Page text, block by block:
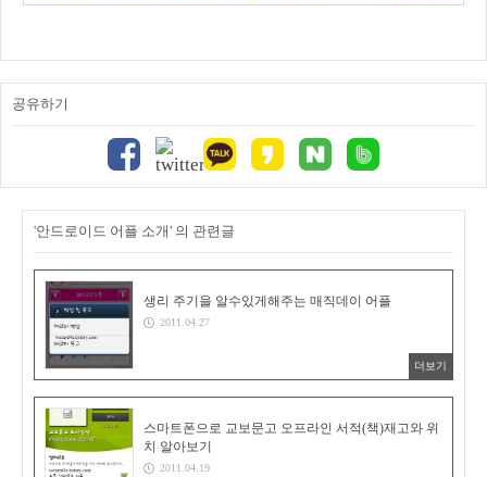
공유하기
'안드로이드 어플 소개' 의 관련글
생리 주기을 알수있게해주는 매직데이 어플
2011.04.27
더보기
스마트폰으로 교보문고 오프라인 서적(책)재고와 위
치 알아보기
2011.04.19